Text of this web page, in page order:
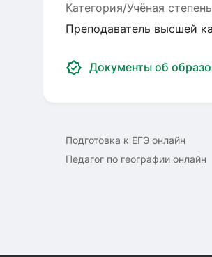
Категория/Учёная степень
Преподаватель высшей
Документы об
Подготовка к ЕГЭ онлайн
Педагог по географии онлайн